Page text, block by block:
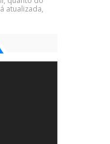
atualizada,